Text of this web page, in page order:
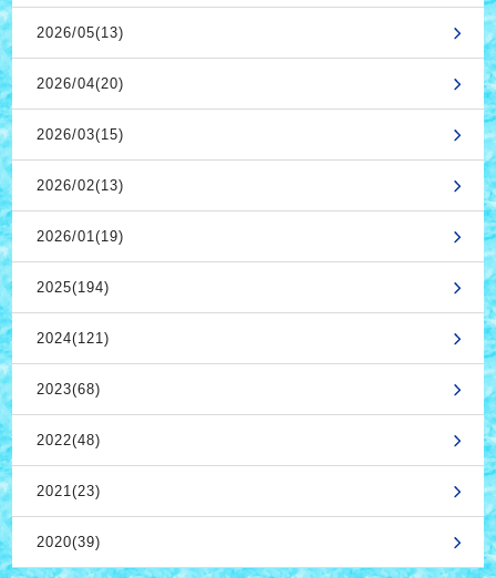
2026/05(13)
2026/04(20)
2026/03(15)
2026/02(13)
2026/01(19)
2025(194)
2024(121)
2023(68)
2022(48)
2021(23)
2020(39)